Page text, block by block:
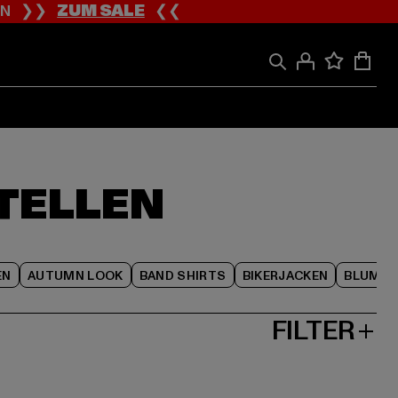
❯❯ZUM SALE❮❮
AUTUMN LOOK BAND SHIRTS BIKERJACKEN
FILTER